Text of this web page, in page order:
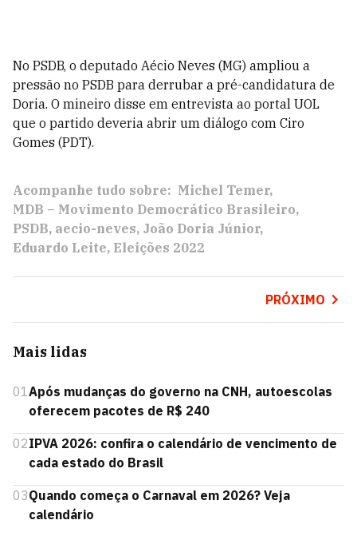
No PSDB, o deputado Aécio Neves (MG) ampliou a
pressão no PSDB para derrubar a pré-candidatura de
Doria. O mineiro disse em entrevista ao portal UOL
que o partido deveria abrir um diálogo com Ciro
Gomes (PDT).
Acompanhe tudo sobre: Michel Temer
MDB – Movimento Democrático Brasileiro
PSDB aecio-neves João Doria Júnior
Eduardo Leite Eleições 2022
PRÓXIMO
Mais lidas
01Após mudanças do governo na CNH, autoescolas
oferecem pacotes de R$ 240
02IPVA 2026: confira o calendário de vencimento de
cada estado do Brasil
03Quando começa o Carnaval em 2026? Veja
calendário